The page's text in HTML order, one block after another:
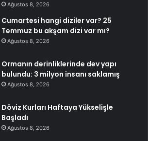
Ağustos 8, 2026
Cumartesi hangi diziler var? 25
Temmuz bu akşam dizi var mı?
Ağustos 8, 2026
Ormanın derinliklerinde dev yapı
bulundu: 3 milyon insanı saklamış
Ağustos 8, 2026
Döviz Kurları Haftaya Yükselişle
Başladı
Ağustos 8, 2026